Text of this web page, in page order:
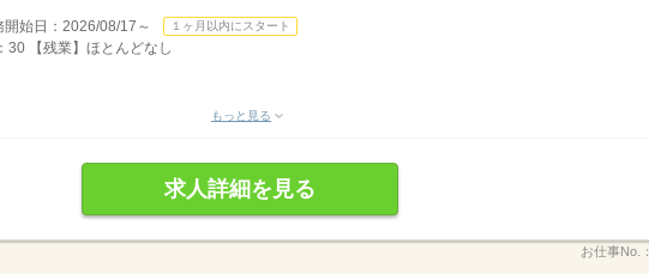
日：2026/08/17～ １ヶ月以内にスタート
30 【残業】ほとんどなし
もっと見る
求人詳細を見る
お仕事No.：